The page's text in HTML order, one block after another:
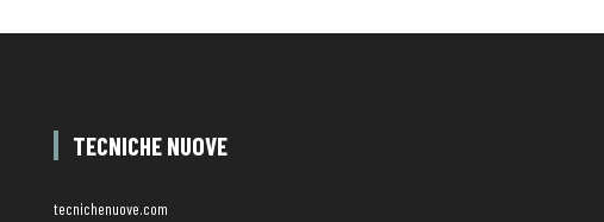
TECNICHE NUOVE
tecnichenuove.com